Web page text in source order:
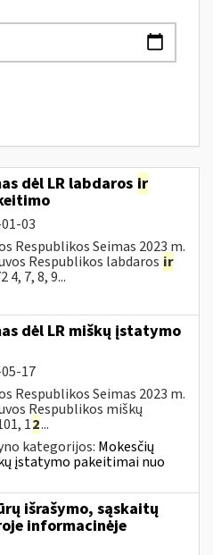
dėl LR labdaros ir
03
Respublikos Seimas 2023 m.
Respublikos labdaros ir
7, 8, 9...
dėl LR miškų įstatymo
17
Respublikos Seimas 2023 m.
Respublikos miškų
12...
kategorijos: Mokesčių
įstatymo pakeitimai nuo
išrašymo, sąskaitų
informacinėje